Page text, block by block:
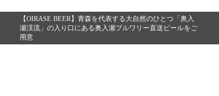
【OIRASE BEER】青森を代表する大自然のひとつ「奥入
瀬渓流」の入り口にある奥入瀬ブルワリー直送ビールをご
用意